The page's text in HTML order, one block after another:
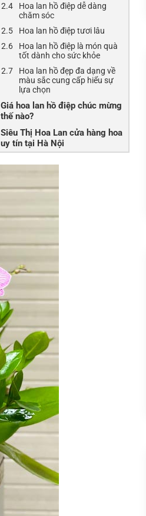
Hoa lan hồ điệp dễ dàng
chăm sóc
Hoa lan hồ điệp tươi lâu
Hoa lan hồ điệp là món quà
tốt dành cho sức khỏe
Hoa lan hồ đẹp đa dạng về
màu sắc cung cấp hiểu sự
lựa chọn
Giá hoa lan hồ điệp chúc mừng
thế nào?
Siêu Thị Hoa Lan cửa hàng hoa
uy tín tại Hà Nội